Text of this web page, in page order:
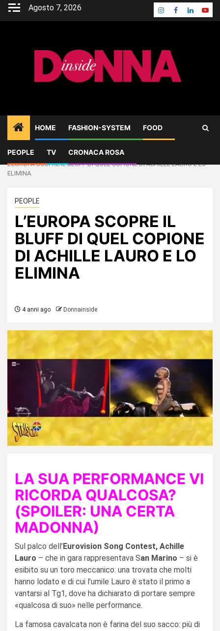
Skip
Agosto 7, 2026 Instagram
Facebook
Linkedin
HOME FASHION-SYSTEM FOOD
PEOPLE TV CRONACA ROSA
Home
PEOPLE
L’EUROPA SCOPRE IL BLUFF DI QUEL COPIONE DI ACHILLE LAURO E LO
ELIMINA
PEOPLE
L’EUROPA SCOPRE IL
BLUFF DI QUEL COPIONE
DI ACHILLE LAURO E LO
ELIMINA
4 anni ago Donnainside
LA SUA PERFORMANCE VI
RICORDA QUALCOSA?
(SPOILER: UNA CERTA
MADONNA)
Sul palco dell’Eurovision Song Contest, Achille
Lauro – che in gara rappresentava San Marino – si è
esibito su un toro meccanico: una trovata che molti
hanno lodato e di cui l’umile Lauro è stato il primo a
vantarsi al Tg1, dove ha dichiarato di portare sempre
«qualcosa di suo» nelle performance.
La famosa cavalcata non è farina del suo sacco: più di